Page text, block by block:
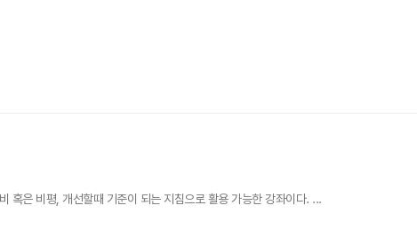
혹은 비평, 개선할때 기준이 되는 지침으로 활용 가능한 강좌이다. ...